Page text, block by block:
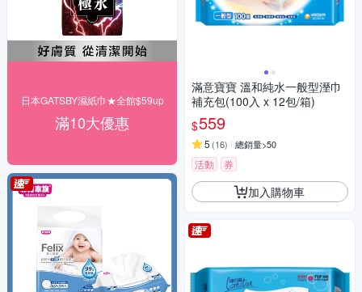
日本GATSBY濕紙巾★全館$59up
滿10大優惠
滿意寶寶 溫和純水一般型溼巾
補充包(100入 x 12包/箱)
$559
5 (16) 總銷量>50
活動 券
加入購物車